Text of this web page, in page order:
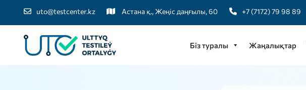
uto@testcenter.kz Астана қ., Жеңіс даңғылы, 60 +7 (7172) 79 98 89
Біз туралы Жаңалықтар